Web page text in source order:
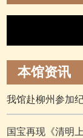
本馆资讯
我馆赴柳州参加
国宝再现《清明